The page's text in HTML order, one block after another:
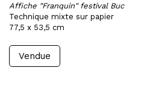
Affiche "Franquin" festival Buc
Technique mixte sur papier
77,5 x 53,5 cm
Vendue